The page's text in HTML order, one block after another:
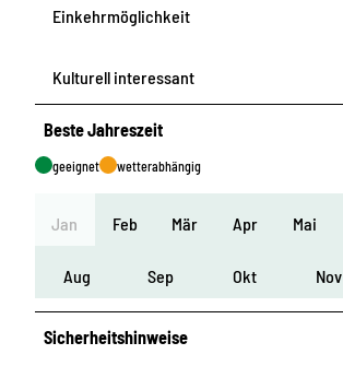
Einkehrmöglichkeit
Kulturell interessant
Beste Jahreszeit
geeignet wetterabhängig
Jan Feb Mär Apr Mai
Aug Sep Okt Nov
Sicherheitshinweise